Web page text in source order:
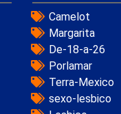
Camelot
Margarita
De-18-a-26
Porlamar
Terra-Mexico
sexo-lesbico